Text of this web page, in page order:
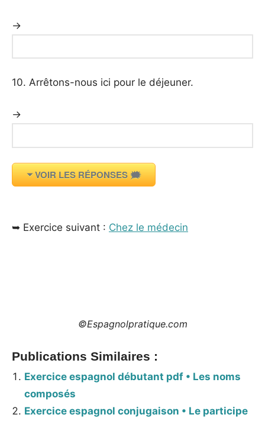
→
10. Arrêtons-nous ici pour le déjeuner.
→
VOIR LES RÉPONSES 🗯️
➥ Exercice suivant : Chez le médecin
©Espagnolpratique.com
Publications Similaires :
Exercice espagnol débutant pdf • Les noms
composés
Exercice espagnol conjugaison • Le participe